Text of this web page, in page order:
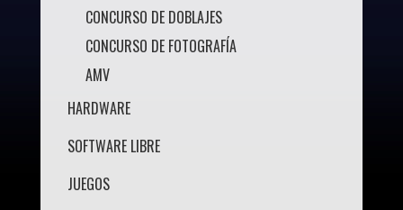
CONCURSO DE DOBLAJES
CONCURSO DE FOTOGRAFÍA
AMV
HARDWARE
SOFTWARE LIBRE
JUEGOS